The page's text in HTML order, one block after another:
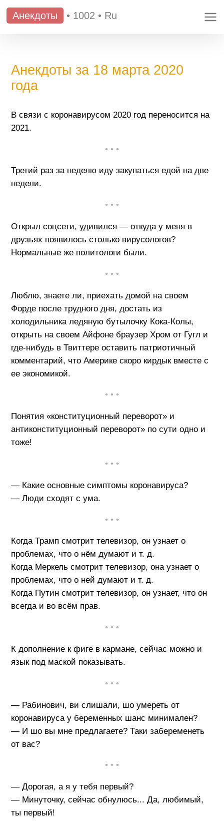
Анекдоты • 1002 • Ru
Анекдоты за 18 марта 2020
года
В связи с коронавирусом 2020 год переносится на
2021.
• • •
Третий раз за неделю иду закупаться едой на две
недели.
• • •
Открыл соцсети, удивился — откуда у меня в
друзьях появилось столько вирусологов?
Нормальные же политологи были.
• • •
Люблю, знаете ли, приехать домой на своем
Форде после трудного дня, достать из
холодильника ледяную бутылочку Кока-Колы,
открыть на своем Айфоне браузер Хром от Гугл и
где-нибудь в Твиттере оставить патриотичный
комментарий, что Америке скоро кирдык вместе с
ее экономикой.
• • •
Понятия «конституционный переворот» и
антиконституционный переворот» по сути одно и
тоже!
• • •
— Какие основные симптомы коронавируса?
— Люди сходят с ума.
• • •
Когда Трамп смотрит телевизор, он узнает о
проблемах, что о нём думают и т. д.
Когда Меркель смотрит телевизор, она узнает о
проблемах, что о ней думают и т. д.
Когда Путин смотрит телевизор, он узнает, что он
всегда и во всём прав.
• • •
К дополнение к фиге в кармане, сейчас можно и
язык под маской показывать.
• • •
— Рабинович, ви слишали, шо умереть от
коронавируса у беременных шанс минимален?
— И шо вы мне предлагаете? Таки забеременеть
от вас?
• • •
— Дорогая, а я у тебя первый?
— Минуточку, сейчас обнулюсь... Да, любимый,
ты первый!